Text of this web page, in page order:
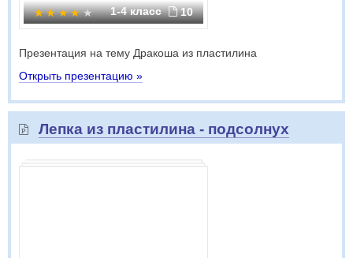
1-4 класс 10
Презентация на тему Дракоша из пластилина
Открыть презентацию »
Лепка из пластилина - подсолнух